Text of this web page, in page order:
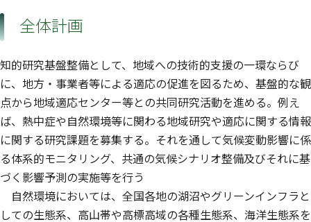
全体計画
知的研究基盤整備として、地域への技術的支援の一環ならび
に、地方・事業者等による適応の促進を図るため、基盤的な観
点から地域適応センター等との共同研究活動を進める。例え
ば、熱中症や自然環境等に関わる地域研究や適応に関する情報
に関する研究課題を募集する。それを通して気候変動影響に係
る体系的モニタリング、共通の気候シナリオ整備及びそれに基
づく影響予測の実施等を行う
自然環境においては、全国各地の湖沼やグリーンインフラと
しての生態系、高山帯や高標高域の各種生態系、海洋生態系を